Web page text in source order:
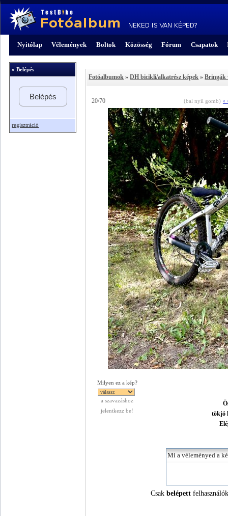
Nyitólap Vélemények Boltok Közösség Fórum Csapatok
» Belépés
Belépés
regisztráció
Fotóalbumok »DH bicikli/alkatrész képek »Bringák
20/70 (bal nyíl gomb) ‹
Milyen ez a kép?
a szavazáshoz
jelentkezz be!
tökjó
Csakbelépett